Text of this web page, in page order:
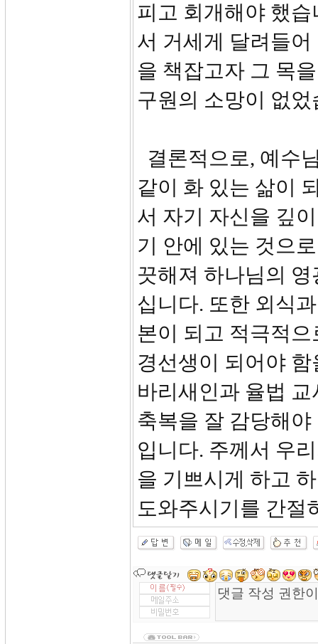
피고 회개해야 했
서 거세게 달려들
을 책잡고자 그 목
구원의 소망이 없었
결론적으로, 예수
같이 화 있는 삶이
서 자기 자신을 깊
기 안에 있는 것으
끗해져 하나님의
십니다. 또한 외식
본이 되고 적극적
경선생이 되어야
바리새인과 율법
축복을 잘 감당해
입니다. 주께서 우
을 기쁘시게 하고
도와주시기를 간절